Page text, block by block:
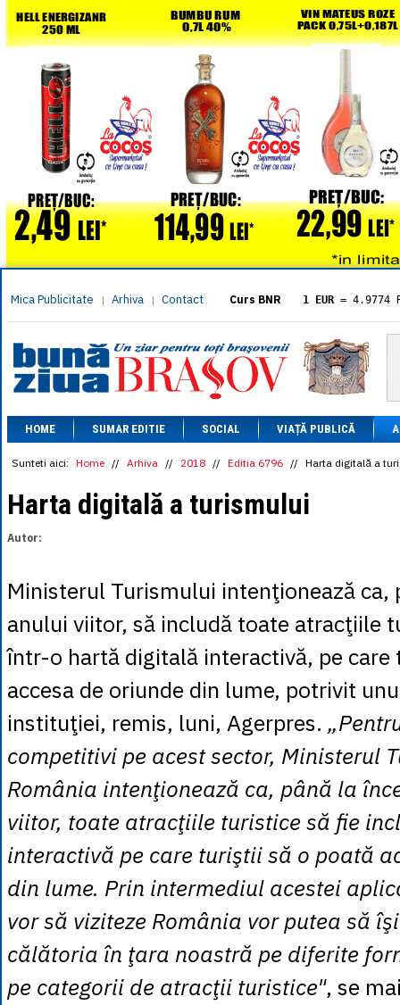
Mica Publicitate | Arhiva | Contact Curs BNR 1 EUR = 4.9774
= 5.8304
1 XAU= 464.4611
1 AED= 1.1933
1 AUD= 2.7957
1 BGN= 2.5449
1 CAD= 3.1559
1 CHF= 5.2813
1 CNY = 0.6015
1 DKK
1 MDL= 0.2538
= 0.2227
1 NOK= 0.4191
= 2.6097
1 PLN= 1.1646
1 RSD
1 RUB= 0.0530
1 SEK = 0.4526
1 TRY
= 0.1141
1 UAH= 0.1048
1 XDR = 5.9383
1 ZAR = 0.2318
HOME SUMAR EDITIE SOCIAL VIAȚĂ PUBLICĂ
Sunteti aici: Home // Arhiva // 2018 // Editia 6796 // Harta digitală a
Harta digitală a turismului
Autor:
Ministerul Turismului intenţionează ca,
anului viitor, să includă toate atracţiile
într-o hartă digitală interactivă, pe care
accesa de oriunde din lume, potrivit
instituţiei, remis, luni, Agerpres.
competitivi pe acest sector, Ministerul
România intenţionează ca, până la
viitor, toate atracţiile turistice să fie
interactivă pe care turiştii să o poată
din lume. Prin intermediul acestei
vor să viziteze România vor putea să
călătoria în ţara noastră pe diferite
pe categorii de atracţii turistice", se